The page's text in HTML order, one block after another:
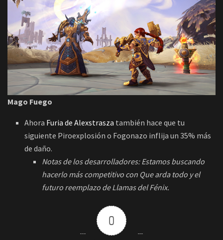
Mago Fuego
Ahora Furia de Alexstrasza también hace que tu
siguiente Piroexplosión o Fogonazo inflija un 35% más
de daño.
Notas de los desarrolladores: Estamos buscando
hacerlo más competitivo con Que arda todo y el
futuro reemplazo de Llamas del Fénix.
0